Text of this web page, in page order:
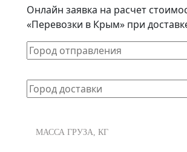
Онлайн заявка на расчет
«Перевозки в Крым» при